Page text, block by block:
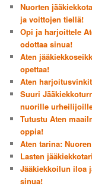
Nuorten
ja voittojen tiellä!
Opi ja harjoittele
odottaa sinua!
Aten
opettaa!
Aten
Suuri
nuorille
Tutustu Aten
oppia!
Aten tarina:
Lasten
Jääkiekkoilun iloa
sinua!